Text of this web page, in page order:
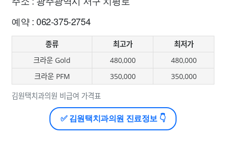
예약 : 062-375-2754
김원택치과의원 비급여 가격표
종류 최고가
최저가
크라운 Gold
480,000
480,000
크라운 PFM
350,000 350,000
✅ 김원택치과의원 진료정보 👇